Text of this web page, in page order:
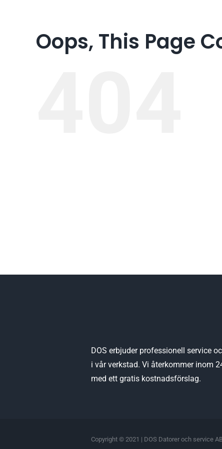
Oops, This Page
DOS erbjuder professionell service
i vår verkstad. Vi återkommer inom
med ett gratis kostnadsförslag.
Copyright © 2021 | DOS Datorer och service